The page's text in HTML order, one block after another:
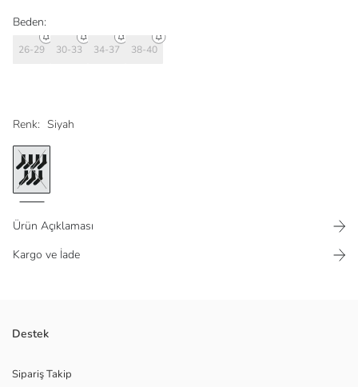
Renk: Siyah
Beden:
26-29 30-33 34-37 38-40
Ürün Açıklaması
Kargo ve İade
Pamuk karışımlı kumaştan
Menşei:
Destek
Sipariş Takip